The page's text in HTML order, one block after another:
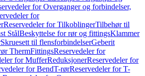
for Overganger og forbindelser,
for
Reservedeler for TilkoblingerTilbehør til
StålBeskyttelse for rør og fittingsKlammer
Skruesett til flensforbindelserGeberit
ThermFittingsReservedeler for
for MufferReduksjonerReservedeler for
for BendT-rørReservedeler for T-